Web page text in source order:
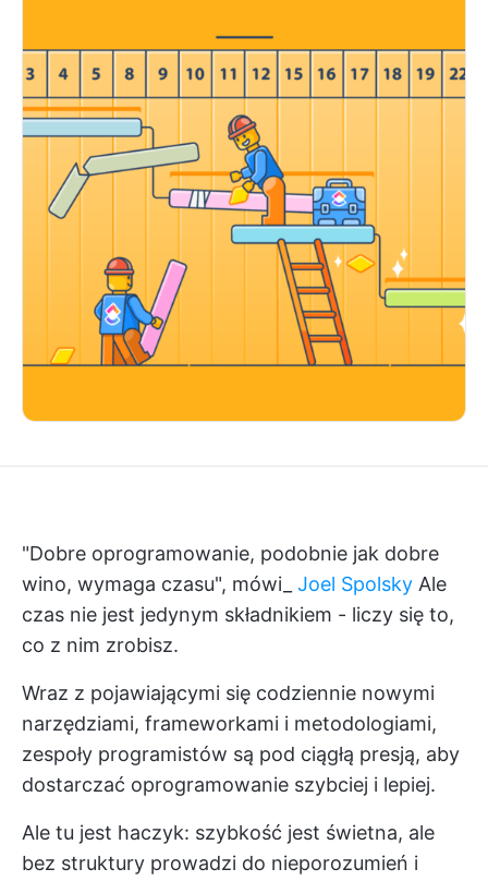
"Dobre oprogramowanie, podobnie jak dobre
wino, wymaga czasu", mówi_ Joel Spolsky Ale
czas nie jest jedynym składnikiem - liczy się to,
co z nim zrobisz.
Wraz z pojawiającymi się codziennie nowymi
narzędziami, frameworkami i metodologiami,
zespoły programistów są pod ciągłą presją, aby
dostarczać oprogramowanie szybciej i lepiej.
Ale tu jest haczyk: szybkość jest świetna, ale
bez struktury prowadzi do nieporozumień i